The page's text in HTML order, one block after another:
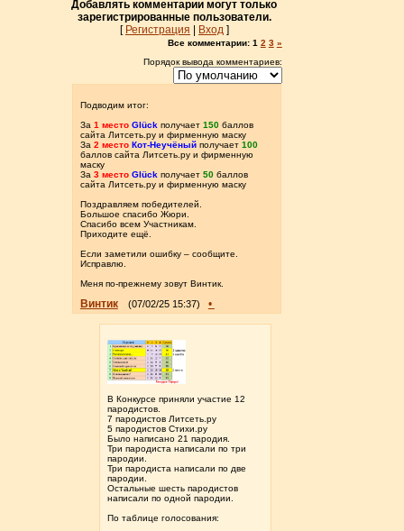
Добавлять комментарии могут только
зарегистрированные пользователи.
[ Регистрация Вход]
Все комментарии: 1 2 3 »
Порядок вывода комментариев:
Подводим итог:
За 1 место Glückполучает 150баллов
сайта Литсеть.ру и фирменную маску
За 2 место Кот-Неучёныйполучает 100
баллов сайта Литсеть.ру и фирменную
маску
За 3 место Glückполучает 50баллов
сайта Литсеть.ру и фирменную маску
Поздравляем победителей.
Большое спасибо Жюри.
Спасибо всем Участникам.
Приходите ещё.
Если заметили ошибку – сообщите.
Исправлю.
Меня по-прежнему зовут Винтик.
Винтик (07/02/25 15:37) •
В Конкурсе приняли участие 12
пародистов.
7 пародистов Литсеть.ру
5 пародистов Стихи.ру
Было написано 21 пародия.
Три пародиста написали по три
пародии.
Три пародиста написали по две
пародии.
Остальные шесть пародистов
написали по одной пародии.
По таблице голосования: